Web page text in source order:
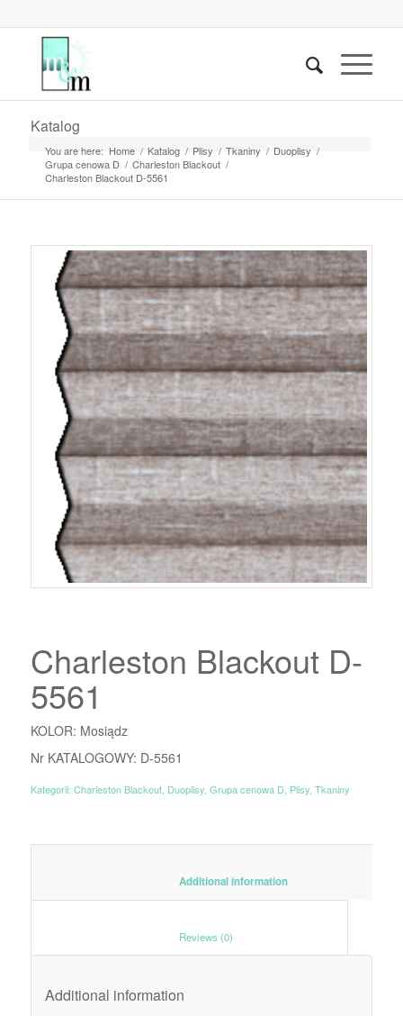
Katalog
You are here: Home / Katalog / Plisy / Tkaniny / Duoplisy /
Grupa cenowa D / Charleston Blackout /
Charleston Blackout D-5561
Charleston Blackout D-
5561
KOLOR: Mosiądz
Nr KATALOGOWY: D-5561
Kategorii: Charleston Blackout, Duoplisy, Grupa cenowa D, Plisy, Tkaniny
						Additional information
Additional information